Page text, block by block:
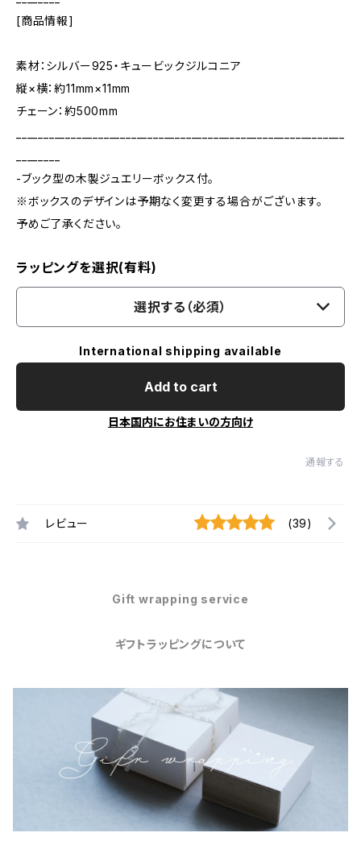
[商品情報]
素材：シルバー925・キュービックジルコニア
縦×横：約11mm×11mm
チェーン：約500mm
-ブック型の木製ジュエリーボックス付。
※ボックスのデザインは予期なく変更する場合がございます。
予めご了承ください。
ラッピングを選択(有料)
選択する（必須）
International shipping available
Add to cart
日本国内にお住まいの方向け
通報する
レビュー (39)
Gift wrapping service
ギフトラッピングについて